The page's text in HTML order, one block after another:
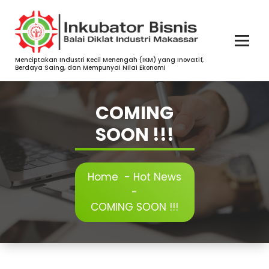
content
Menciptakan Industri Kecil Menengah (IKM) yang Inovatif,
Berdaya Saing, dan Mempunyai Nilai Ekonomi
COMING
SOON !!!
Home - Hot News
-
COMING SOON !!!